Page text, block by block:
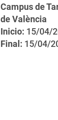
Campus de
de València
Inicio: 15/04/
Final: 15/04/